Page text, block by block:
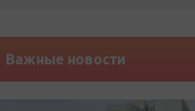
Важные новости